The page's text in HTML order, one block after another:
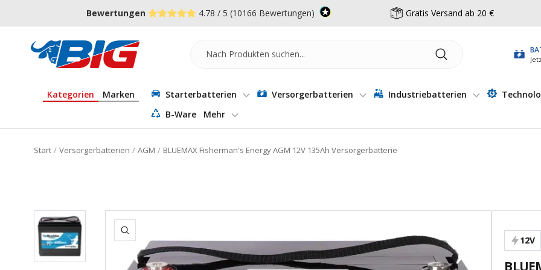
Zum Menü springen
Fußzeile springen
Barrierefreiheits-Widget öffnen
Bewertungen 4.78 / 5 (10166 Bewertungen) Gratis Versand ab 20 €
Batterie-
Industrie-
Kategorien Marken Starterbatterien Versorgerbatterien Industriebatterien
B-Ware
Mehr
Start Versorgerbatterien AGM BLUEMAX Fisherman's Energy AGM 12V 135Ah Versorgerbatterie
Zoom 12V